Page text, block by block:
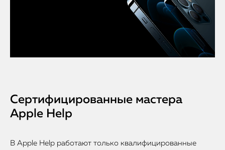
Сертифицированные мастера
Apple Help
В Apple Help работают только квалифицированные